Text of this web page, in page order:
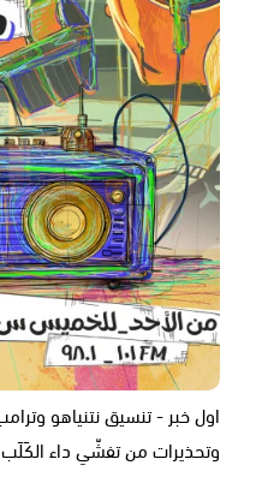
اول خبر - تنسيق نتنياهو
وتحذيرات من تفشّي داء الكَلَب -